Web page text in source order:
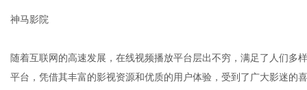
神马影院
随着互联网的高速发展，在线视频播放平台层出不穷，满足了人们多
平台，凭借其丰富的影视资源和优质的用户体验，受到了广大影迷的